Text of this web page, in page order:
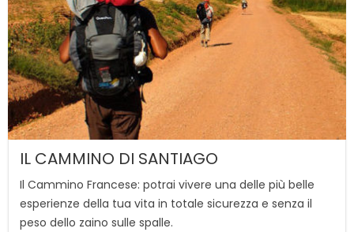
IL CAMMINO DI SANTIAGO
Il Cammino Francese: potrai vivere una delle più belle
esperienze della tua vita in totale sicurezza e senza il
peso dello zaino sulle spalle.